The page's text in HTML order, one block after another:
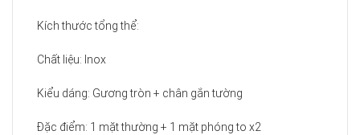
Kích thước tổng thể:
Chất liệu: Inox
Kiểu dáng: Gương tròn + chân gắn tường
Đặc điểm: 1 mặt thường + 1 mặt phóng to x2